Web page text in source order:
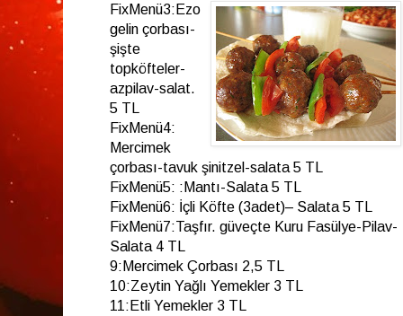
FixMenü3:Ezo
gelin çorbası-
şişte
topköfteler-
azpilav-salat.
5 TL
FixMenü4:
Mercimek
çorbası-tavuk şinitzel-salata 5 TL
FixMenü5: :Mantı-Salata 5 TL
FixMenü6: İçli Köfte (3adet)– Salata 5 TL
FixMenü7:Taşfır. güveçte Kuru Fasülye-Pilav-
Salata 4 TL
9:Mercimek Çorbası 2,5 TL
10:Zeytin Yağlı Yemekler 3 TL
11:Etli Yemekler 3 TL